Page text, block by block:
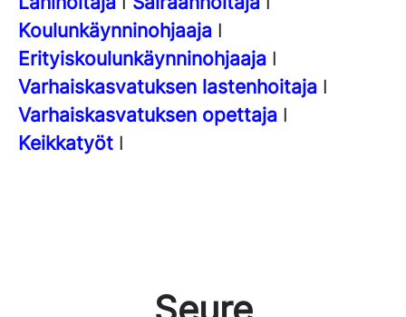
Koulunkäynninohjaaja I
Erityiskoulunkäynninohjaaja I
Varhaiskasvatuksen lastenhoitaja I
Varhaiskasvatuksen opettaja I
Keikkatyöt I